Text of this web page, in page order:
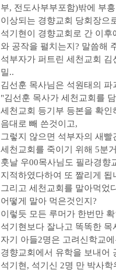
부, 전도사부부포함)밖에 부
이상되는 경향교회 당회장으
석기현이 경향교회로 간 이
와 공작을 펼치는지? 말씀해
석부자가 퍼트린 세천교회
밀..
김선훈 목사님은 석원태의
"김선훈 목사가 세천교회를
세천교회 등기부 등본을 확
음대로 빼 쓴것이고,
그렇지 않으면 석부자의 새
세천교회를 죽이기 위해 5분
훗날 우00목사님도 필라경향
지적하였다하여 또 짤리게 됩
그리고 세천교회를 말아먹었
어떻게 말아 먹은것인지?
이렇듯 모든 루머가 한번만
석기현보다 잘나고 똑똑한
자기 아들2명은 고려신학교
경향교회에서 유학을 보내어
석기현, 석기신 2명 만 박사